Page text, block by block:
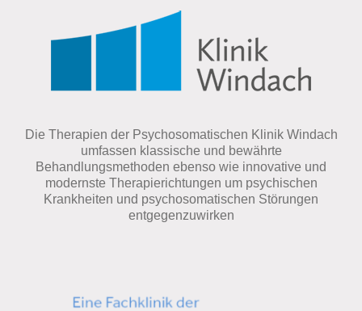
Die Therapien der Psychosomatischen Klinik Windach
umfassen klassische und bewährte
Behandlungsmethoden ebenso wie innovative und
modernste Therapierichtungen um psychischen
Krankheiten und psychosomatischen Störungen
entgegenzuwirken